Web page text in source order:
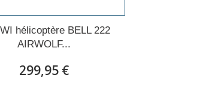
hélicoptère BELL 222
AIRWOLF...
299,95 €